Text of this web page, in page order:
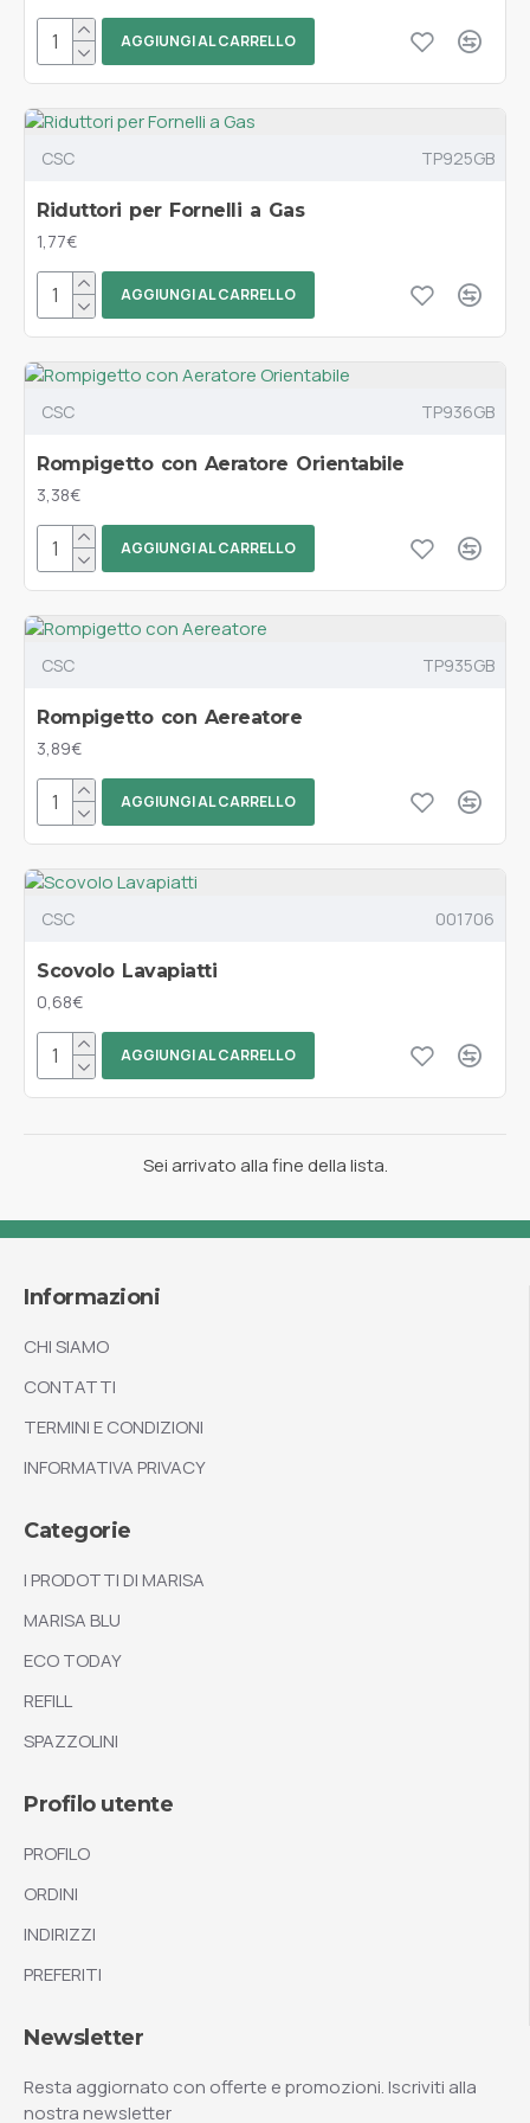
AGGIUNGI AL CARRELLO
CSC TP925GB
Riduttori per Fornelli a Gas
1,77€
AGGIUNGI AL CARRELLO
CSC TP936GB
Rompigetto con Aeratore Orientabile
3,38€
AGGIUNGI AL CARRELLO
CSC TP935GB
Rompigetto con Aereatore
3,89€
AGGIUNGI AL CARRELLO
CSC 001706
Scovolo Lavapiatti
0,68€
AGGIUNGI AL CARRELLO
Sei arrivato alla fine della lista.
Informazioni
CHI SIAMO
CONTATTI
TERMINI E CONDIZIONI
INFORMATIVA PRIVACY
Categorie
I PRODOTTI DI MARISA
MARISA BLU
ECO TODAY
REFILL
SPAZZOLINI
Profilo utente
PROFILO
ORDINI
INDIRIZZI
PREFERITI
Newsletter
Resta aggiornato con offerte e promozioni. Iscriviti alla
nostra newsletter